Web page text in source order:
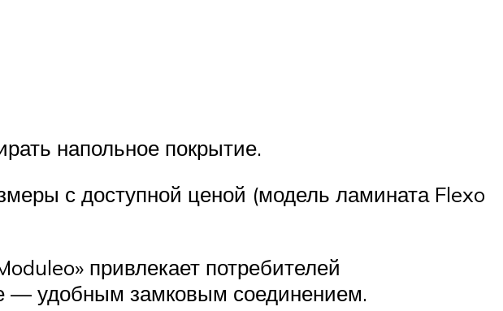
напольное покрытие.
с доступной ценой (модель ламината Flexo
привлекает потребителей
— удобным замковым соединением.